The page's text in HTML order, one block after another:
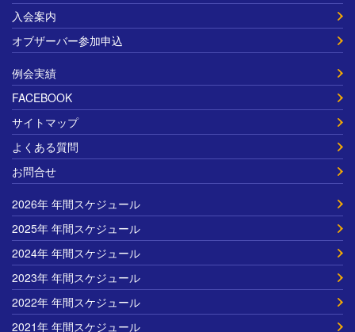
入会案内
オブザーバー参加申込
例会実績
FACEBOOK
サイトマップ
よくある質問
お問合せ
2026年 年間スケジュール
2025年 年間スケジュール
2024年 年間スケジュール
2023年 年間スケジュール
2022年 年間スケジュール
2021年 年間スケジュール